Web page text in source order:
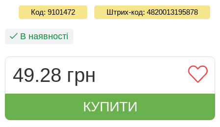
Код: 9101472 Штрих-код: 4820013195878
В наявності
49.28 грн
КУПИТИ